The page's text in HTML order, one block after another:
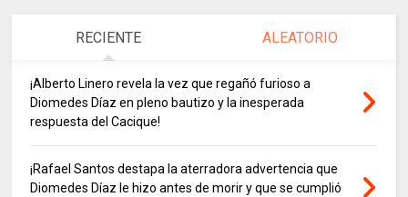
RECIENTE ALEATORIO
¡Alberto Linero revela la vez que regañó furioso a
Diomedes Díaz en pleno bautizo y la inesperada
respuesta del Cacique!
¡Rafael Santos destapa la aterradora advertencia que
Diomedes Díaz le hizo antes de morir y que se cumplió